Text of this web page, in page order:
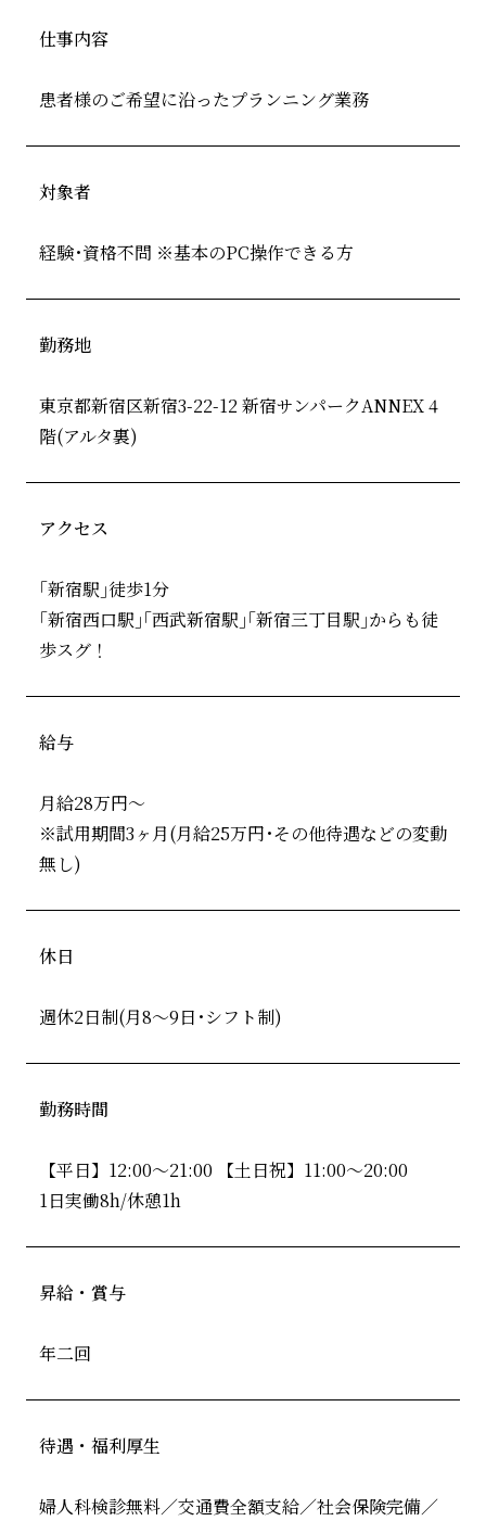
仕事内容
患者様のご希望に沿ったプランニング業務
対象者
経験･資格不問 ※基本のPC操作できる方
勤務地
東京都新宿区新宿3-22-12 新宿サンパークANNEX 4
階(アルタ裏)
アクセス
｢新宿駅｣徒歩1分
｢新宿西口駅｣｢西武新宿駅｣｢新宿三丁目駅｣からも徒
歩スグ！
給与
月給28万円～
※試用期間3ヶ月(月給25万円･その他待遇などの変動
無し)
休日
週休2日制(月8～9日･シフト制)
勤務時間
【平日】12:00～21:00 【土日祝】11:00～20:00
1日実働8h/休憩1h
昇給・賞与
年二回
待遇・福利厚生
婦人科検診無料／交通費全額支給／社会保険完備／